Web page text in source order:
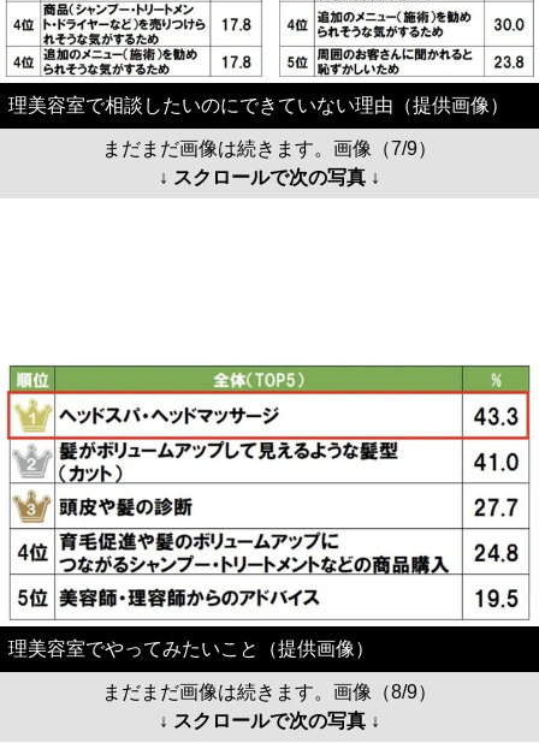
理美容室で相談したいのにできていない理由（提供画像）
まだまだ画像は続きます。画像（7/9）
↓ スクロールで次の写真 ↓
理美容室でやってみたいこと（提供画像）
まだまだ画像は続きます。画像（8/9）
↓ スクロールで次の写真 ↓